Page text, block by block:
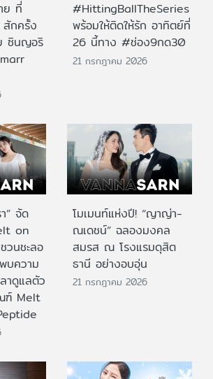
ย ที่
สักครั้ง
ซินญอริ
#HittingBallTheSeries
พร้อมให้ติดให้รัก อาทิตย์ที่
26 นี้ทาง #ช่อง9กด30
21 กรกฎาคม 2026
” จัด
on
วนชะลอ
บความ
าดูแลตัว
ฑ์ Melt
โมเมนท์แห่งปี! “ญาญ่า-
ณเดชน์” ฉลองมงคล
สมรส ณ โรงแรมดุสิต
ธานี อย่างอบอุ่น
21 กรกฎาคม 2026